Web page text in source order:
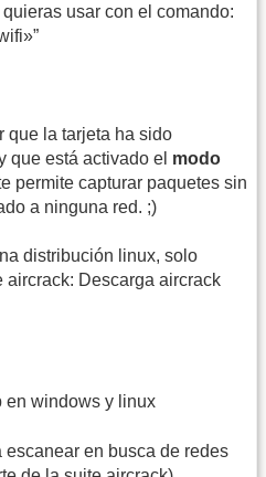
usar con el comando:
que la tarjeta ha sido
que está activado el modo
permite capturar paquetes sin
a ninguna red. ;)
distribución linux, solo
aircrack: Descarga aircrack
en windows y linux
en busca de redes